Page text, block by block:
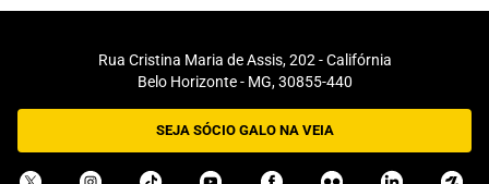
Rua Cristina Maria de Assis, 202 - Califórnia
Belo Horizonte - MG, 30855-440
SEJA SÓCIO GALO NA VEIA